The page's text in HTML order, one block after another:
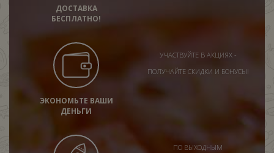
ДОСТАВКА
БЕСПЛАТНО!
ЭКОНОМЬТЕ ВАШИ
ДЕНЬГИ
УЧАСТВУЙТЕ В АКЦИЯХ -
ПОЛУЧАЙТЕ СКИДКИ И БОНУСЫ!
ПО ВЫХОДНЫМ